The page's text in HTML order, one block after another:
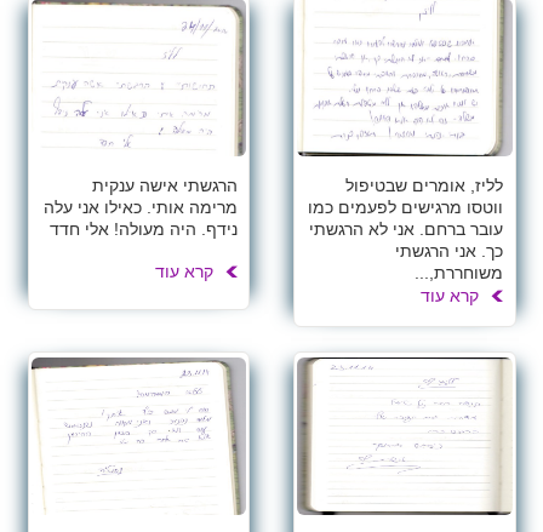
לליז, אומרים שבטיפול
ווטסו מרגישים לפעמים כמו
עובר ברחם. אני לא הרגשתי
כך. אני הרגשתי
משוחררת,...
קרא עוד
הרגשתי אישה ענקית
מרימה אותי. כאילו אני עלה
נידף. היה מעולה! אלי חדד
קרא עוד